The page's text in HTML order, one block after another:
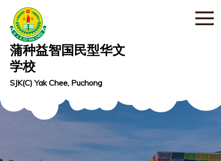
content
蒲种益智国民型华文
学校
SJK(C) Yak Chee, Puchong